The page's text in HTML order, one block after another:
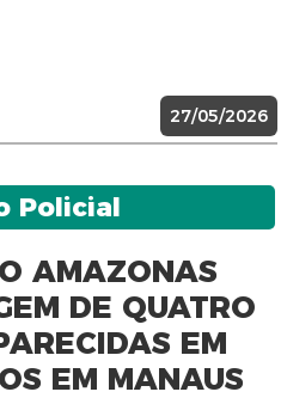
27/05/2026
Policial
AMAZONAS
DE QUATRO
EM
EM MANAUS